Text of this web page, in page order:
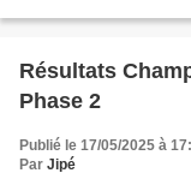
Résultats
Phase 2
Publié le 17/05/2025 à
Par Jipé